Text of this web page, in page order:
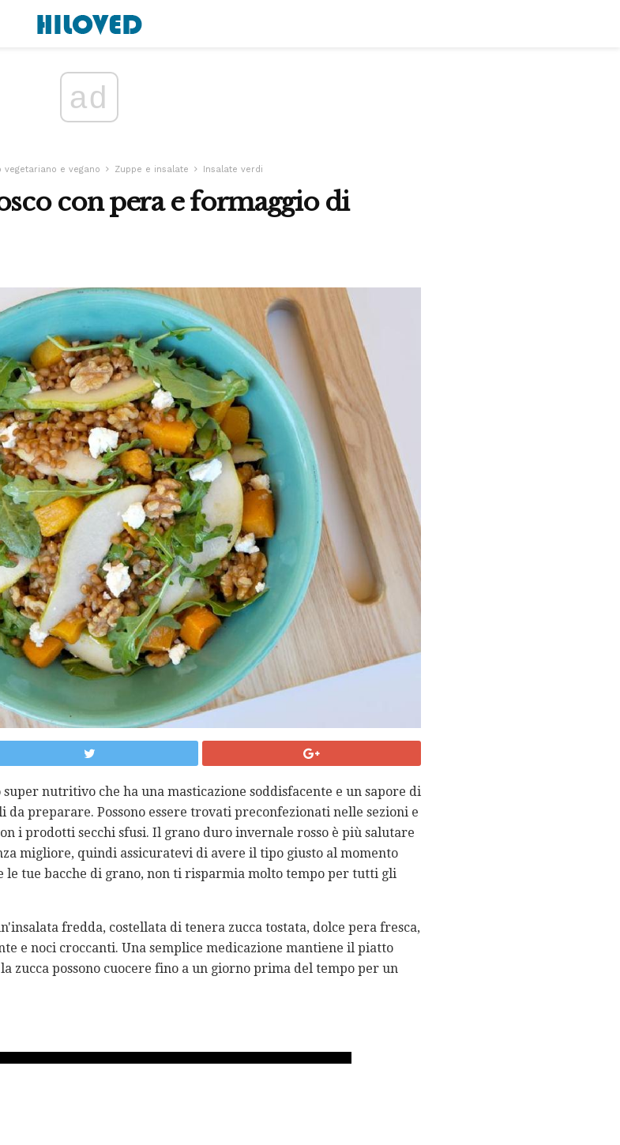
ad
vegetariano e vegano Zuppe e insalate Insalate verdi
con pera e formaggio di
nutritivo che ha una masticazione soddisfacente e un sapore di
preparare. Possono essere trovati preconfezionati nelle sezioni e
i prodotti secchi sfusi. Il grano duro invernale rosso è più salutare
migliore, quindi assicuratevi di avere il tipo giusto al momento
le tue bacche di grano, non ti risparmia molto tempo per tutti gli
fredda, costellata di tenera zucca tostata, dolce pera fresca,
e noci croccanti. Una semplice medicazione mantiene il piatto
zucca possono cuocere fino a un giorno prima del tempo per un